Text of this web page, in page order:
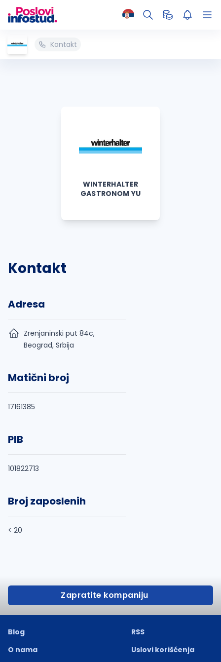
Kontakt
WINTERHALTER
GASTRONOM YU
Kontakt
Adresa
Zrenjaninski put 84c,
Beograd, Srbija
Matični broj
17161385
PIB
101822713
Broj zaposlenih
< 20
Zapratite kompaniju
Blog
O nama
RSS
Uslovi korišćenja